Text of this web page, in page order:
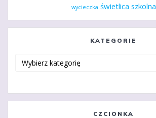
wycieczka świetlica szkolna
KATEGORIE
CZCIONKA